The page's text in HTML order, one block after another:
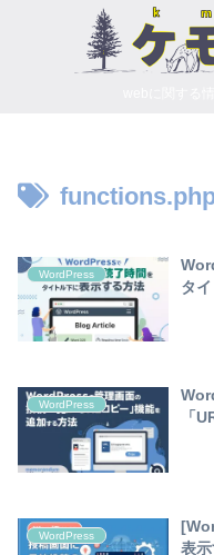
WordPress
タ
WordPress
「
WordPress
表